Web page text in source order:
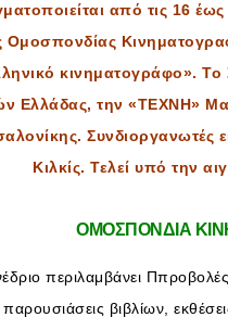
από τις 16
Ομοσπονδίας
κινηματογράφο».
Ελλάδας, την «ΤΕΧΝΗ»
Συνδιοργανωτές
Κιλκίς. Τελεί υπό την
ΟΜΟΣΠΟΝΔΙΑ
περιλαμβάνει
βιβλίων,